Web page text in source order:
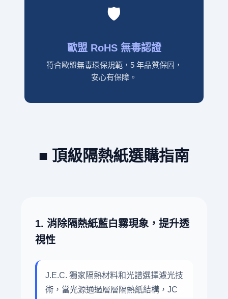
🛡️
歐盟 RoHS 無毒認證
符合歐盟無毒環保規範，5 年品質保固，
安心有保障。
■ 頂級隔熱紙選購指南
1. 消除隔熱紙藍白霧現象，提升透
視性
J.E.C. 獨家隔熱材料和光譜選擇濾光技
術，當光源通過層層隔熱紙結構，JC